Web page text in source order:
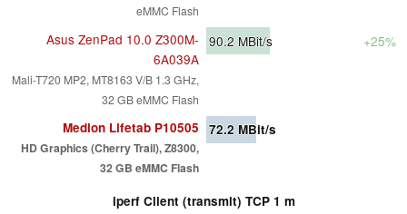
eMMC Flash
Asus ZenPad 10.0 Z300M-
6A039A
Mali-T720 MP2, MT8163 V/B 1.3 GHz,
32 GB eMMC Flash
90.2 MBit/s +25%
Medion Lifetab P10505
HD Graphics (Cherry Trail), Z8300,
32 GB eMMC Flash
72.2 MBit/s
iperf Client (transmit) TCP 1 m